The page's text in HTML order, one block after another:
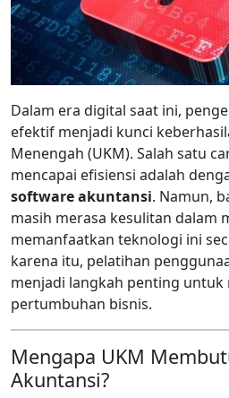
Dalam era digital saat ini,
efektif menjadi kunci
Menengah (UKM). Salah satu
mencapai efisiensi adalah
software akuntansi. Namun,
masih merasa kesulitan dalam
memanfaatkan teknologi ini
karena itu, pelatihan
menjadi langkah penting
pertumbuhan bisnis.
Mengapa UKM
Akuntansi?